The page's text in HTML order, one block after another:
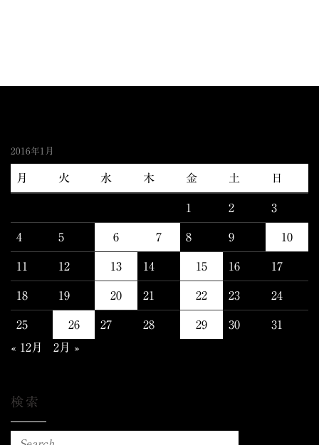
2016年1月
月 火 水 木 金 土 日
1 2 3
4 5 6 7 8 9 10
11 12 13 14 15 16 17
18 19 20 21 22 23 24
25 26 27 28 29 30
31
« 12月
2月 »
検索